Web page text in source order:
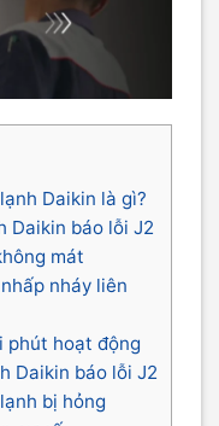
Daikin là gì?
Daikin báo lỗi J2
mát
nháy liên
phút hoạt động
Daikin báo lỗi J2
bị hỏng